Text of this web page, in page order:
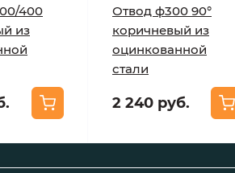
400
из
Отвод ф300 90°
коричневый из
оцинкованной
стали
2 240 руб.